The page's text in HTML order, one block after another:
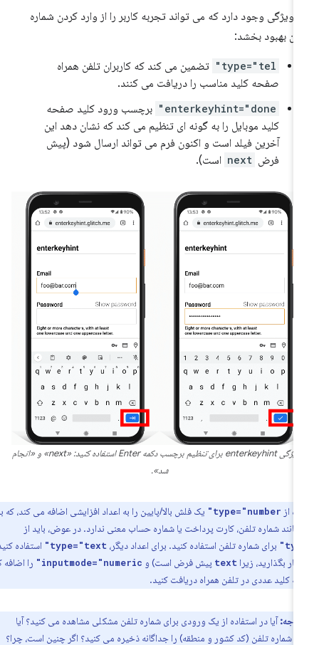
ویژگی وجود دارد که می تواند تجربه کاربر را از وارد کردن شماره
بهبود بخشد:
type="tel"
تضمین می کند که کاربران تلفن همراه
صفحه کلید مناسب را دریافت می کنند.
enterkeyhint="done"
برچسب ورود کلید صفحه
کلید موبایل را به گونه ای تنظیم می کند که نشان دهد این
آخرین فیلد است و اکنون فرم می تواند ارسال شود (پیش
فرض next است).
از ویژگی enterkeyhint برای تنظیم برچسب دکمه Enter استفاده کنید: «next» و «انجام
شد».
type="number" یک فلش بالا/پایین را به اعداد افزایشی اضافه می کند، که برای
مانند شماره تلفن، کارت پرداخت یا شماره حساب معنی ندارد. در عوض، باید از
برای شماره تلفن استفاده کنید. برای اعداد دیگر،type="text" استفاده کنید (یا
بگذارید، زیرا textپیش فرض است) وinputmode="numeric"
را اضافه کنید
کلید عددی در تلفن همراه دریافت کنید.
آیا در استفاده از یک ورودی برای شماره تلفن مشکلی مشاهده می کنید؟ آیا
شماره تلفن (کد کشور و منطقه) را جداگانه ذخیره می کنید؟ اگر چنین است، چرا؟